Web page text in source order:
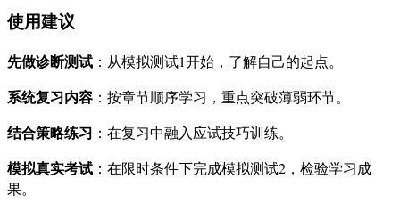
使用建议
先做诊断测试 ：从模拟测试1开始，了解自己的起点。
系统复习内容 ：按章节顺序学习，重点突破薄弱环节。
结合策略练习 ：在复习中融入应试技巧训练。
模拟真实考试 ：在限时条件下完成模拟测试2，检验学习成
果。